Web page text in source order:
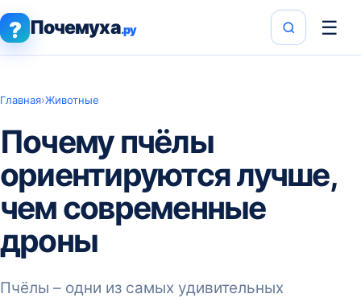
? Почемуха.ру ☰
Главная›Животные
Почему пчёлы
ориентируются лучше,
чем современные
дроны
Пчёлы – одни из самых удивительных